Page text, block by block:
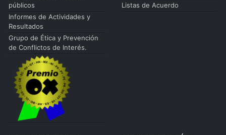
públicos
Informes de Actividades y
Resultados
Grupo de Ética y Prevención
de Conflictos de Interés.
Listas de Acuerdo